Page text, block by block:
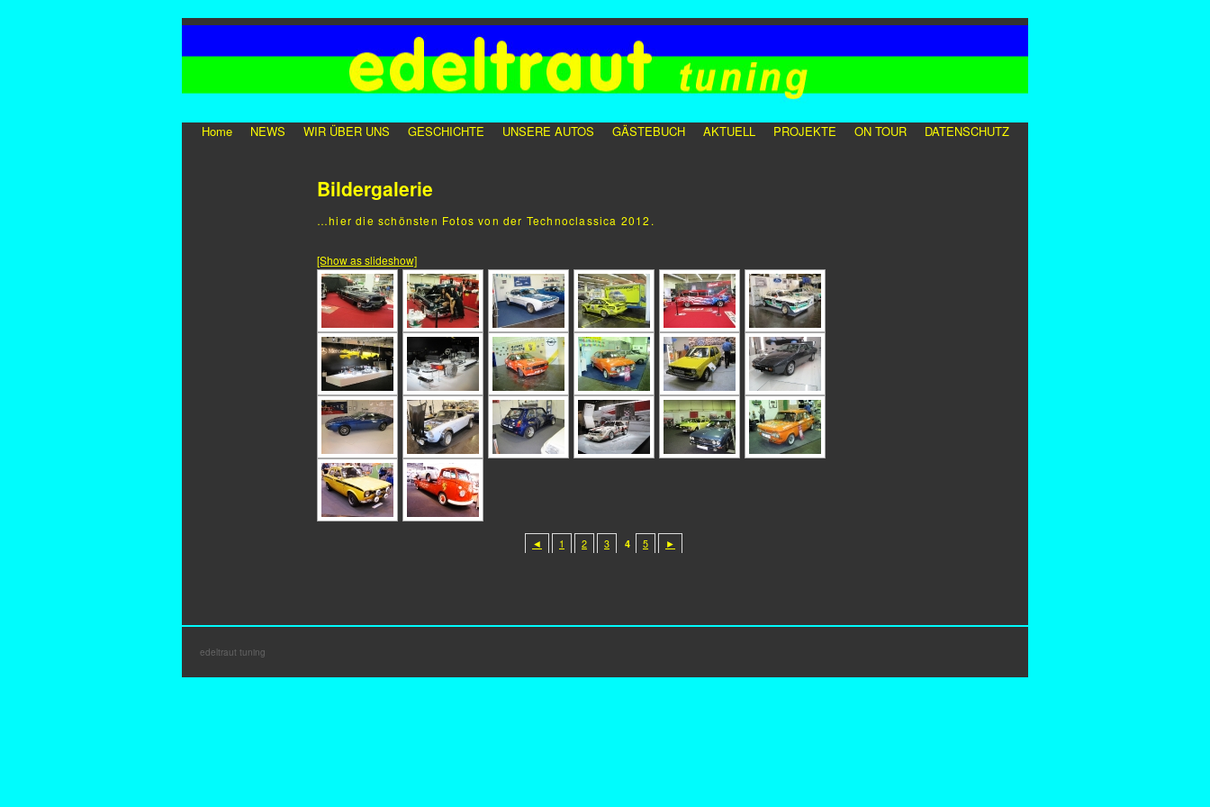
Home NEWS WIR ÜBER UNS GESCHICHTE UNSERE AUTOS GÄSTEBUCH AKTUELL PROJEKTE ON TOUR DATENSCHUTZ
Bildergalerie
…hier die schönsten Fotos von der Technoclassica 2012.
[Show as slideshow]
◄ 1 2 3 4 5 ►
edeltraut tuning